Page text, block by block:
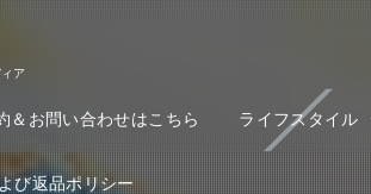
ア
＆お問い合わせはこちら ライフスタイル
び返品ポリシー